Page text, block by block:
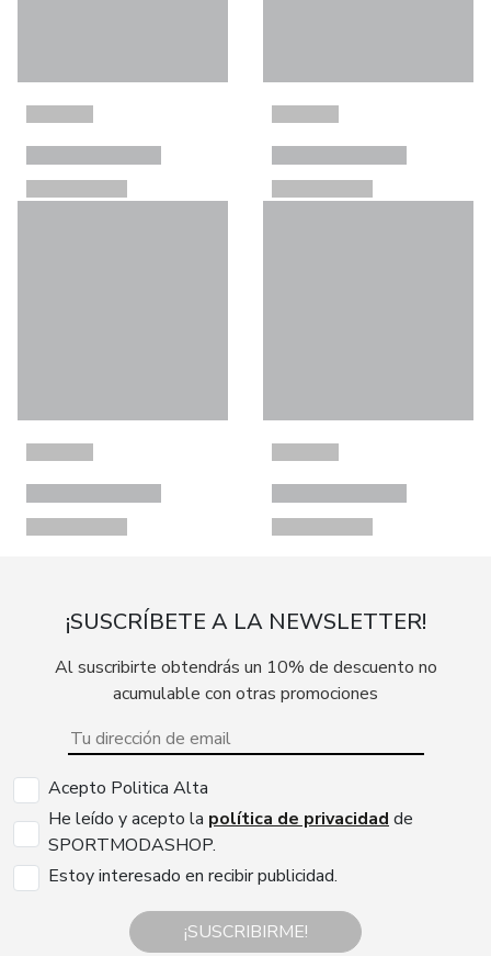
¡SUSCRÍBETE A LA NEWSLETTER!
Al suscribirte obtendrás un 10% de descuento no
acumulable con otras promociones
Acepto Politica Alta
He leído y acepto la política de privacidad de
SPORTMODASHOP.
Estoy interesado en recibir publicidad.
¡SUSCRIBIRME!